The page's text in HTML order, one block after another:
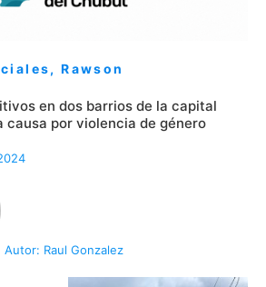
,Rawson
en dos barrios de la capital
causa por violencia de género
Autor: Raul Gonzalez